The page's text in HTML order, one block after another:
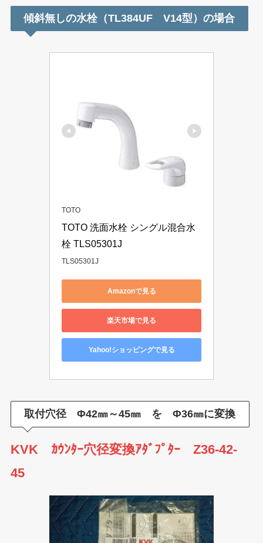
傾斜無しの水栓（TL384UF V14型）の場合
TOTO
TOTO 洗面水栓 シングル混合水
栓 TLS05301J
TLS05301J
Amazonで見る
楽天市場で見る
Yahoo!ショッピングで見る
取付穴径 Φ42㎜～45㎜ を Φ36㎜に変換
KVK ｶｳﾝﾀｰ穴径変換ｱﾀﾞﾌﾟﾀｰ Z36-42-
45